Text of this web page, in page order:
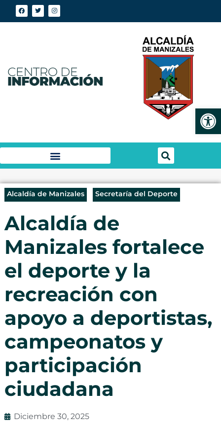
Alcaldía de Manizales Secretaría del Deporte
Alcaldía de
Manizales fortalece
el deporte y la
recreación con
apoyo a deportistas,
campeonatos y
participación
ciudadana
Diciembre 30, 2025